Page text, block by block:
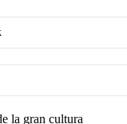
la gran cultura